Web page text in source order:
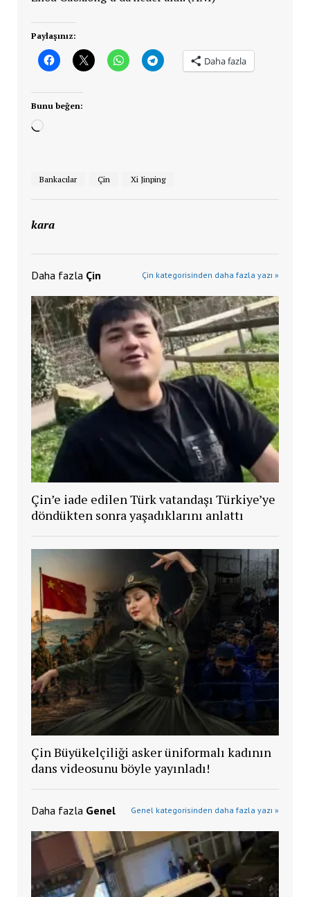
Paylaşınız:
Daha fazla
Bunu beğen:
Yükleniyor...
Bankacılar Çin Xi Jinping
kara
Daha fazla Çin Çin kategorisinden daha fazla yazı »
Çin’e iade edilen Türk vatandaşı Türkiye’ye
döndükten sonra yaşadıklarını anlattı
Çin Büyükelçiliği asker üniformalı kadının
dans videosunu böyle yayınladı!
Daha fazla Genel Genel kategorisinden daha fazla yazı »